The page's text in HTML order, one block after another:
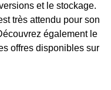
et le stockage.
très attendu pour son
également le
offres disponibles sur